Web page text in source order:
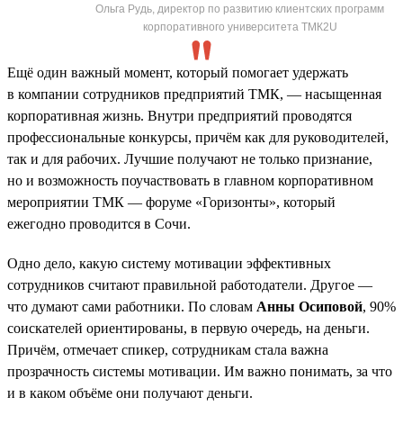
Ольга Рудь, директор по развитию клиентских программ
корпоративного университета ТМК2U
Ещё один важный момент, который помогает удержать
в компании сотрудников предприятий ТМК, — насыщенная
корпоративная жизнь. Внутри предприятий проводятся
профессиональные конкурсы, причём как для руководителей,
так и для рабочих. Лучшие получают не только признание,
но и возможность поучаствовать в главном корпоративном
мероприятии ТМК — форуме «Горизонты», который
ежегодно проводится в Сочи.
Одно дело, какую систему мотивации эффективных
сотрудников считают правильной работодатели. Другое —
что думают сами работники. По словам Анны Осиповой, 90%
соискателей ориентированы, в первую очередь, на деньги.
Причём, отмечает спикер, сотрудникам стала важна
прозрачность системы мотивации. Им важно понимать, за что
и в каком объёме они получают деньги.